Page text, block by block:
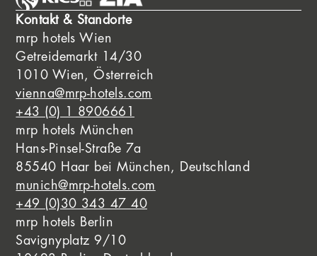
Kontakt & Standorte
mrp hotels Wien
Getreidemarkt 14/30
1010 Wien, Österreich
vienna@mrp-hotels.com
+43 (0) 1 8906661
mrp hotels München
Hans-Pinsel-Straße 7a
85540 Haar bei München, Deutschland
munich@mrp-hotels.com
+49 (0)30 343 47 40
mrp hotels Berlin
Savignyplatz 9/10